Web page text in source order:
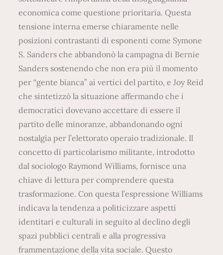
economica come questione prioritaria. Questa
tensione interna emerse chiaramente nelle
posizioni contrastanti di esponenti come Symone
S. Sanders che abbandonò la campagna di Bernie
Sanders sostenendo che non era più il momento
per “gente bianca” ai vertici del partito, e Joy Reid
che sintetizzò la situazione affermando che i
democratici dovevano accettare di essere il
partito delle minoranze, abbandonando ogni
nostalgia per l’elettorato operaio tradizionale. Il
concetto di particolarismo militante, introdotto
dal sociologo Raymond Williams, fornisce una
chiave di lettura per comprendere questa
trasformazione. Con questa l’espressione Williams
indicava la tendenza a politicizzare aspetti
identitari e culturali in seguito al declino degli
spazi pubblici centrali e alla progressiva
frammentazione della vita sociale. Questo